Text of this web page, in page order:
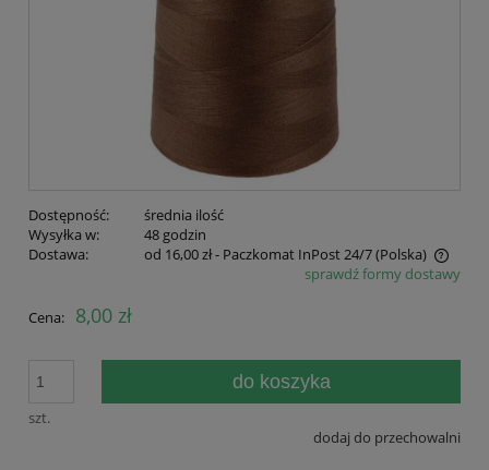
Dostępność:
średnia ilość
Wysyłka w:
48 godzin
Dostawa:
od 16,00 zł- Paczkomat InPost 24/7(Polska)
Cena nie zawiera ewentualnych kosztów płatnościsprawdź formy dostawy
Cena: 8,00 zł
szt.
do koszyka
dodaj do przechowalni